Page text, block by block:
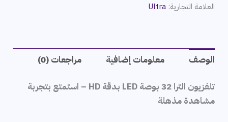
العلامة التجارية:Ultra
الوصف معلومات إضافية مراجعات (0)
تلفزيون الترا 32 بوصة LED بدقة HD – استمتع بتجربة
مشاهدة مذهلة